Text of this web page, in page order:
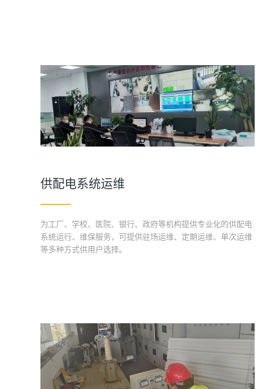
供配电系统运维
为工厂、学校、医院、银行、政府等机构提供专业化的供配电
系统运行、维保服务，可提供驻场运维、定期运维、单次运维
等多种方式供用户选择。